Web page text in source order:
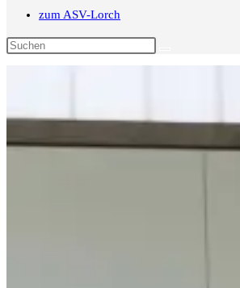
zum ASV-Lorch
Diese